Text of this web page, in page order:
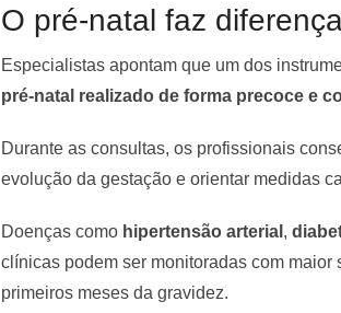
O pré-natal faz
Especialistas apontam que um dos
pré-natal realizado de forma precoce e
Durante as consultas, os profissionais
evolução da gestação e orientar medidas
Doenças como hipertensão arterial ,
clínicas podem ser monitoradas com
primeiros meses da gravidez.